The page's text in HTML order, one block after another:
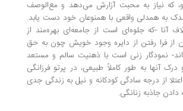
به محبت آزارش می‌دهد و مع‌الوصف
واقعی با همنوعان خود دست یابد.
-که جلوه‌ای است از جامعه‌ای بهره‌مند از
رفتن از دایره وجود خویش چون به حق
زنی است با ذهنیت سالم و مستعد
به طور کاملاً طبیعی، در پرتو فرزانگی
درجه سادگی کودکانه و نیل به زندگی جدی
زنانگی.